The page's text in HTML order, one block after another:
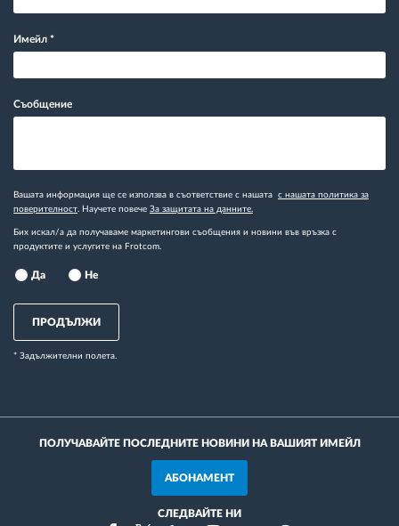
Имейл *
Съобщение
Вашата информация ще се използва в съответствие с нашата с нашата политика за
поверителност. Научете повече За защитата на данните.
Бих искал/а да получаваме маркетингови съобщения и новини във връзка с
продуктите и услугите на Frotcom.
Да Не
ПРОДЪЛЖИ
* Задължителни полета.
ПОЛУЧАВАЙТЕ ПОСЛЕДНИТЕ НОВИНИ НА ВАШИЯТ ИМЕЙЛ
АБОНАМЕНТ
СЛЕДВАЙТЕ НИ